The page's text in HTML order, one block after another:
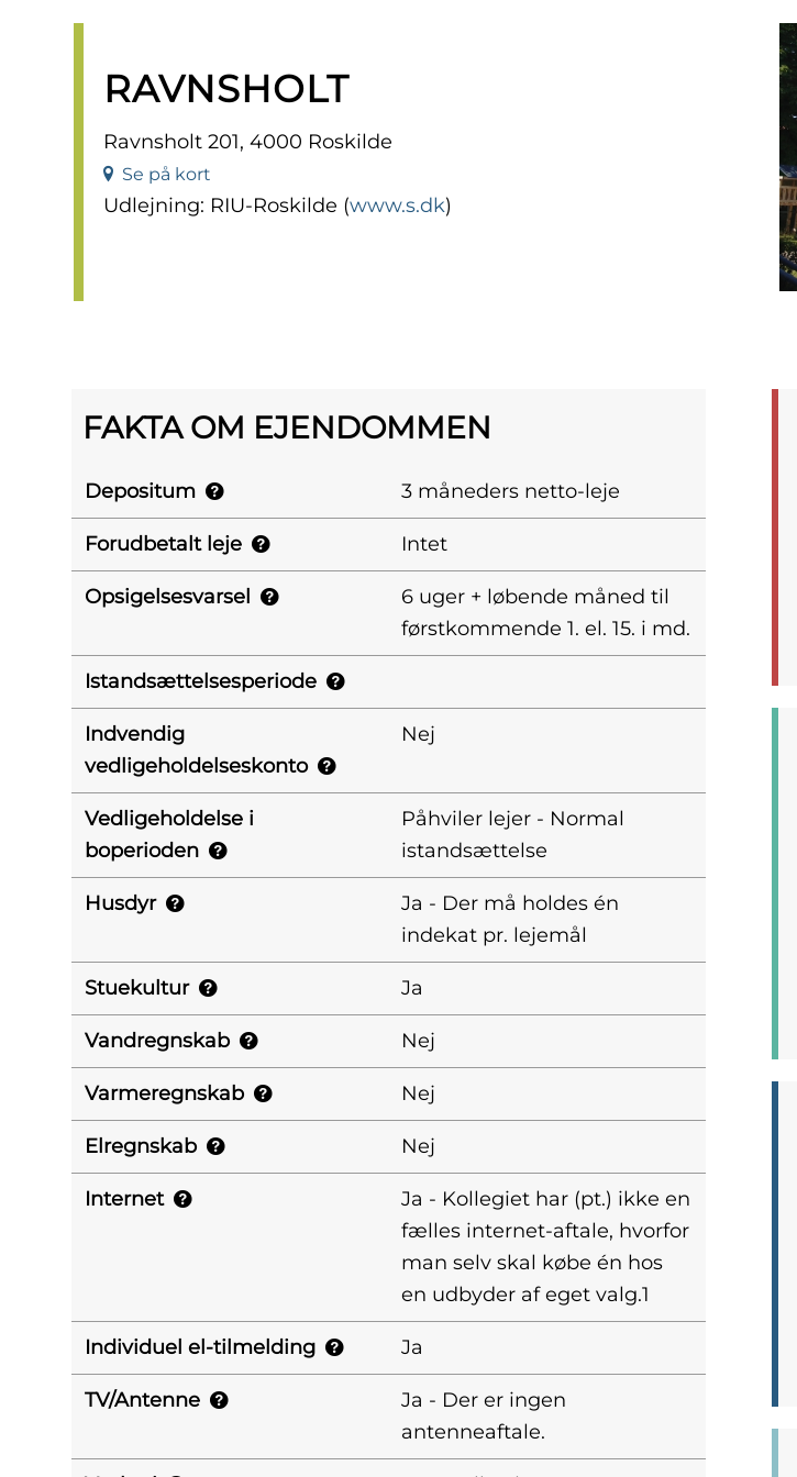
RAVNSHOLT
Ravnsholt 201, 4000 Roskilde
Se på kort
Udlejning: RIU-Roskilde (www.s.dk)
FAKTA OM EJENDOMMEN
Depositum 3 måneders netto-leje
Forudbetalt leje Intet
Opsigelsesvarsel
6 uger + løbende måned til
førstkommende 1. el. 15. i md.
Istandsættelsesperiode
Indvendig
vedligeholdelseskonto
Nej
Vedligeholdelse i
boperioden
Påhviler lejer - Normal
istandsættelse
Husdyr
Ja - Der må holdes én
indekat pr. lejemål
Stuekultur Ja
Vandregnskab Nej
Varmeregnskab Nej
Elregnskab Nej
Internet
Ja - Kollegiet har (pt.) ikke en
fælles internet-aftale, hvorfor
man selv skal købe én hos
en udbyder af eget valg.1
Individuel el-tilmelding Ja
TV/Antenne
Ja - Der er ingen
antenneaftale.